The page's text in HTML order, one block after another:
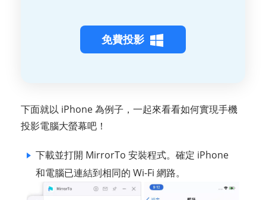
免費投影
下面就以 iPhone 為例子，一起來看看如何實現手機
投影電腦大螢幕吧！
下載並打開 MirrorTo 安裝程式。確定 iPhone
和電腦已連結到相同的 Wi-Fi 網路。